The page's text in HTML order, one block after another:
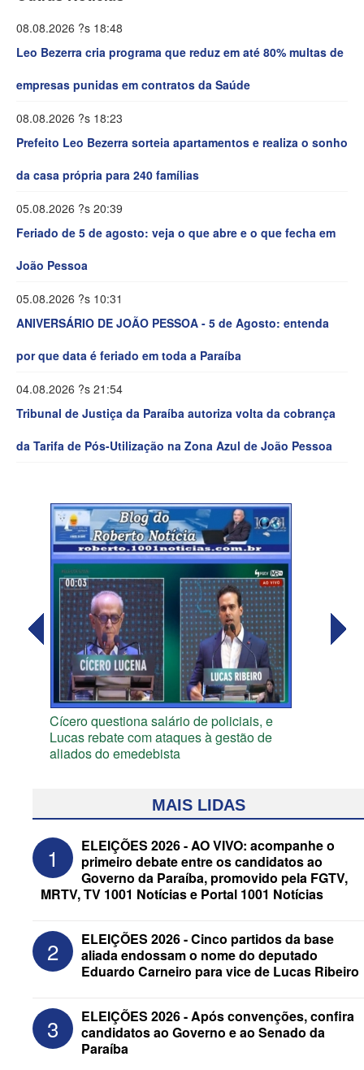
08.08.2026 ?s 18:48
Leo Bezerra cria programa que reduz em até 80% multas de
empresas punidas em contratos da Saúde
08.08.2026 ?s 18:23
Prefeito Leo Bezerra sorteia apartamentos e realiza o sonho
da casa própria para 240 famílias
05.08.2026 ?s 20:39
Feriado de 5 de agosto: veja o que abre e o que fecha em
João Pessoa
05.08.2026 ?s 10:31
ANIVERSÁRIO DE JOÃO PESSOA - 5 de Agosto: entenda
por que data é feriado em toda a Paraíba
04.08.2026 ?s 21:54
Tribunal de Justiça da Paraíba autoriza volta da cobrança
da Tarifa de Pós-Utilização na Zona Azul de João Pessoa
Cícero questiona salário de policiais, e
Lucas rebate com ataques à gestão de
aliados do emedebista
reeleição, Veneziano escolhe segundo
suplente para o Senado; saiba que é
MAIS LIDAS
1
ELEIÇÕES 2026 - AO VIVO: acompanhe o
primeiro debate entre os candidatos ao
Governo da Paraíba, promovido pela FGTV,
MRTV, TV 1001 Notícias e Portal 1001 Notícias
2
ELEIÇÕES 2026 - Cinco partidos da base
aliada endossam o nome do deputado
Eduardo Carneiro para vice de Lucas Ribeiro
3
ELEIÇÕES 2026 - Após convenções, confira
candidatos ao Governo e ao Senado da
Paraíba